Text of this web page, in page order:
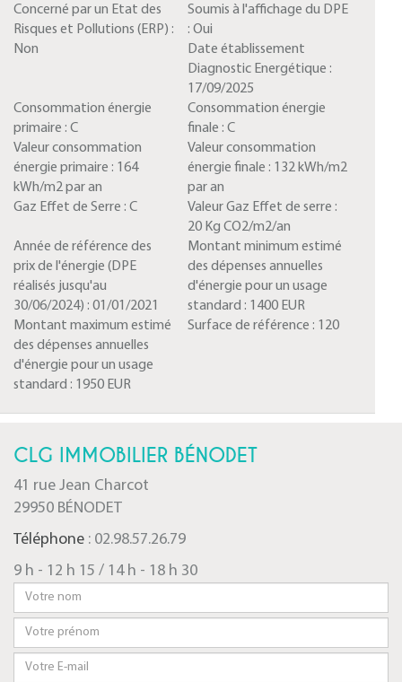
Concerné par un Etat des
Risques et Pollutions (ERP) :
Non
Soumis à l'affichage du DPE
: Oui
Date établissement
Diagnostic Energétique :
17/09/2025
Consommation énergie
primaire : C
Consommation énergie
finale : C
Valeur consommation
énergie primaire : 164
kWh/m2 par an
Valeur consommation
énergie finale : 132 kWh/m2
par an
Gaz Effet de Serre : C
Valeur Gaz Effet de serre :
20 Kg CO2/m2/an
Année de référence des
prix de l'énergie (DPE
réalisés jusqu'au
30/06/2024) : 01/01/2021
Montant minimum estimé
des dépenses annuelles
d'énergie pour un usage
standard : 1400 EUR
Montant maximum estimé
des dépenses annuelles
d'énergie pour un usage
standard : 1950 EUR
Surface de référence : 120
CLG IMMOBILIER BÉNODET
41 rue Jean Charcot
29950 BÉNODET
Téléphone : 02.98.57.26.79
9 h - 12 h 15 / 14 h - 18 h 30